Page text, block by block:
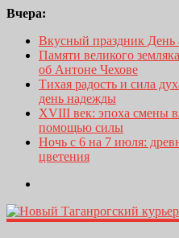
Вчера:
Вкусный праздник День
Памяти великого
об Антоне Чехове
Тихая радость и сила
день надежды
XVIII век: эпоха смены
помощью силы
Ночь с 6 на 7 июля:
цветения